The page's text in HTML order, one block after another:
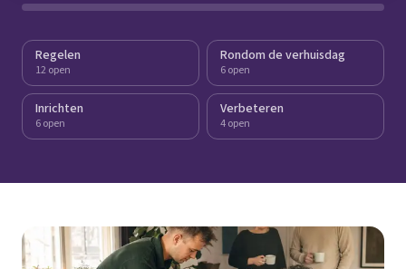
Regelen
12 open
Rondom de verhuisdag
6 open
Inrichten
6 open
Verbeteren
4 open